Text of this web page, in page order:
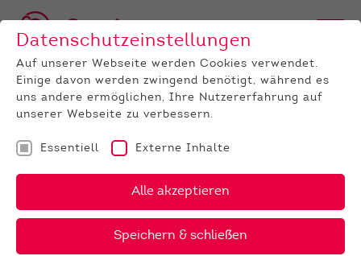
UNTERNEHMEN News
Ergebnisse der Auktion am 17.
Datenschutzeinstellungen
Auf unserer Webseite werden Cookies verwendet.
Einige davon werden zwingend benötigt, während es
uns andere ermöglichen, Ihre Nutzererfahrung auf
unserer Webseite zu verbessern.
Essentiell Externe Inhalte
Alle akzeptieren
Speichern & schließen